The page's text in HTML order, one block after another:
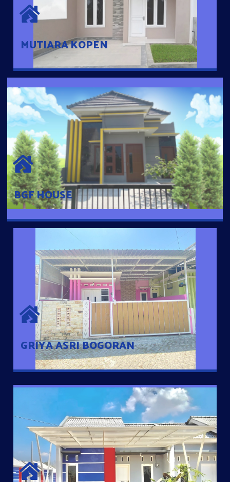
MUTIARA KOPEN
Hunian nyaman dengan suasana pedesaan. 10 menit dari pusat
kota, 2 menit dari Ring Road
BGF HOUSE
BGF HOUSE
Hunian Mewah Pusat Kota dengan fasilitas Free Desain, Dapur,
Parkir Mobil dengan 3 Kamar Tidur dan 2 Kamar Mandi.
GRIYA ASRI BOGORAN
GRIYA ASRI BOGORAN
Desain Modern Minimalis dengan Konsep Rumah Pintar
Sehingga Memudahkan Penghuni mengakses rumahnya
dengan Ponsel
SURYA MADANI SATU
Satu-satunya Hunian nyaman dengan harga subsidi hanya 100
jutaan dengan lokasi strategis di Tuban